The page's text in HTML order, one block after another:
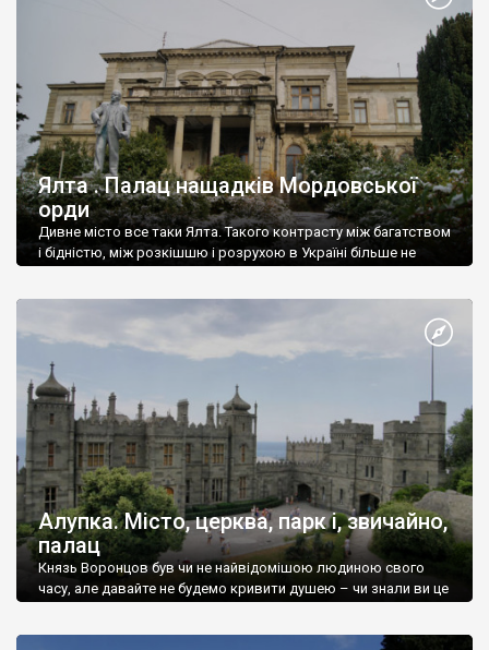
Ялта . Палац нащадків Мордовської
орди
Дивне місто все таки Ялта. Такого контрасту між багатством
і бідністю, між розкішшю і розрухою в Україні більше не
Алупка. Місто, церква, парк і, звичайно,
палац
Князь Воронцов був чи не найвідомішою людиною свого
часу, але давайте не будемо кривити душею – чи знали ви це